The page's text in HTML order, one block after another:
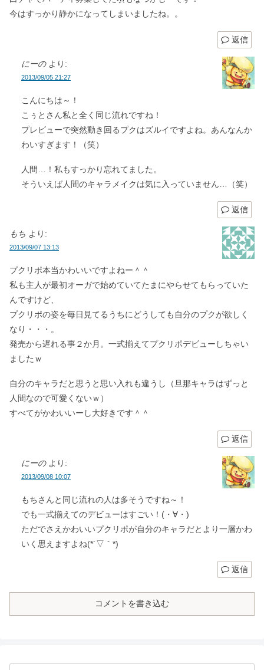
今はすっかり静かになってしまいましたね。。
返信
にーの より:
2013/09/05 21:27
こんにちは～！
こぅとさん私と全く同じ流れですね！
プレビューで突然動き回るプクはズルイですよね。あんなんか
わいすぎます！（笑）
人間…！私もすっかり忘れてました。
そういえば人間のキャラメイクは気に入っていません…（笑）
返信
もち より:
2013/09/07 13:13
プクリポ本当かわいいですよねー＾＾
私も主人が最初オーガで始めていてたまにやらせてもらっていた
んですけど、
プクリポの姿を毎日見てるうちにどうしても自分のプクが欲しく
なり・・・。
発売から遅れる事２か月。一式揃えてプクリポデビューしちゃい
ましたｗ
自分のキャラだと思うと思い入れも違うし（旦那キャラはずっと
人間なので可愛くないｗ）
すべてがかわいいーし大好きです＾＾
返信
にーの より:
2013/09/08 10:07
もちさんと同じ流れの人は多そうですね～！
でも一式揃えてのデビューはすごい！(・∀・)
ただでさえかわいいプクリポが自分のキャラだとより一層かわ
いく思えますよね(*´▽｀*)
返信
コメントを書き込む